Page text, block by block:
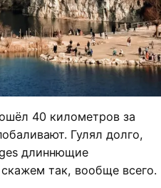
40 километров за
Гулял долго,
длиннющие
так, вообще всего.